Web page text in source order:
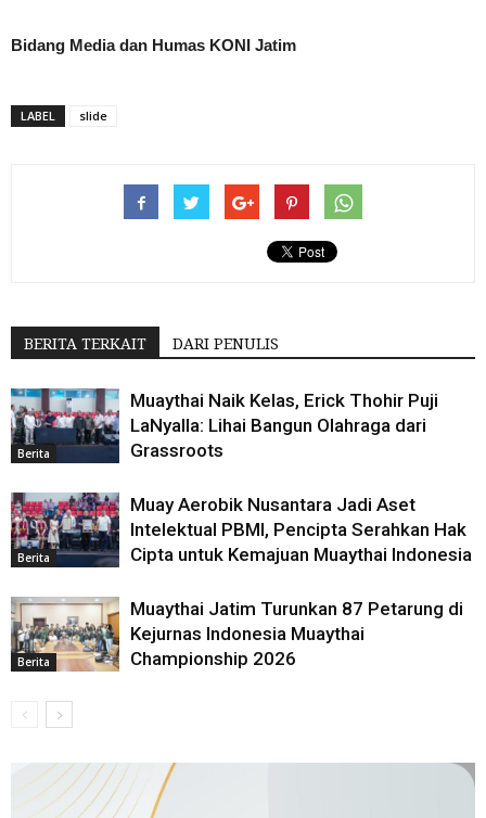
Bidang Media dan Humas KONI Jatim
LABEL slide
BERITA TERKAIT DARI PENULIS
Berita
Muaythai Naik Kelas, Erick Thohir Puji
LaNyalla: Lihai Bangun Olahraga dari
Grassroots
Berita
Muay Aerobik Nusantara Jadi Aset
Intelektual PBMI, Pencipta Serahkan Hak
Cipta untuk Kemajuan Muaythai Indonesia
Berita
Muaythai Jatim Turunkan 87 Petarung di
Kejurnas Indonesia Muaythai
Championship 2026